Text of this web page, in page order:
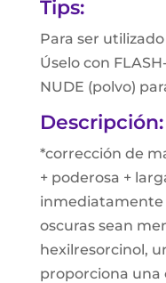
Tips:
Para ser
Úselo con
NUDE (polvo)
Descripción:
*corrección de
+ poderosa +
inmediatamente
oscuras sean
hexilresorcinol,
proporciona una